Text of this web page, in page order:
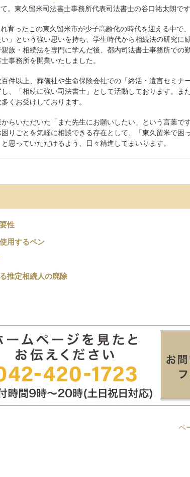
。東久留米司法書士事務所代表司法書士の谷口祐太朗です
育ったこの東久留米市が少子高齢化の時代を迎える中で
」という強い思いを持ち、学生時代から相続法の研究に
族・相続法を専門に学んだ後、都内司法書士事務所での
事務所を開業いたしました。
件以上、葬儀社や生命保険会社での「終活・遺言セミナ
、「相続に強い司法書士」として活動しております。ま
くお受けしております。
らいただいた「また先生にお願いしたい」という言葉で
りごとを気軽に相談できる存在として、「東久留米で困
思っていただけるよう、日々精進してまいります。
性
用するペン
推定相続人の廃除
ペ